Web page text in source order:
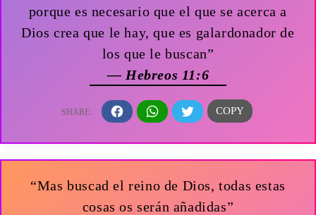
porque es necesario que el que se acerca a
Dios crea que le hay, que es galardonador de
los que le buscan”
— Hebreos 11:6
“Mas buscad el reino de Dios, todas estas
cosas os serán añadidas”